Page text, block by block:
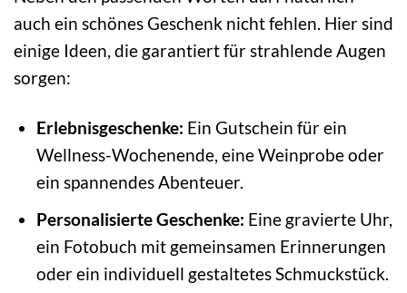
auch ein schönes Geschenk nicht fehlen. Hier sind
einige Ideen, die garantiert für strahlende Augen
sorgen:
Erlebnisgeschenke: Ein Gutschein für ein
Wellness-Wochenende, eine Weinprobe oder
ein spannendes Abenteuer.
Personalisierte Geschenke: Eine gravierte Uhr,
ein Fotobuch mit gemeinsamen Erinnerungen
oder ein individuell gestaltetes Schmuckstück.